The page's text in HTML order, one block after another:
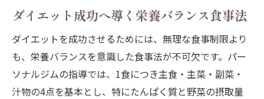
ダイエット成功へ導く栄養バランス食事法
ダイエットを成功させるためには、無理な食事制限より
も、栄養バランスを意識した食事法が不可欠です。パー
ソナルジムの指導では、1食につき主食・主菜・副菜・
汁物の4点を基本とし、特にたんぱく質と野菜の摂取量